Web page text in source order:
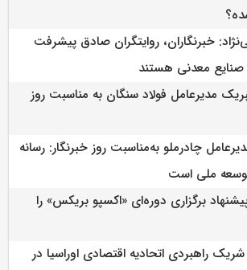
خبرنگاران، روایتگران صادق پیشرفت
معدنی هستند
مدیرعامل فولاد سنگان به مناسبت روز
چادرملو به‌مناسبت روز خبرنگار: رسانه
ملی است
برگزاری دوره‌ای «اکسپو بریکس» را
شریک راهبردی اتحادیه اقتصادی اوراسیا در